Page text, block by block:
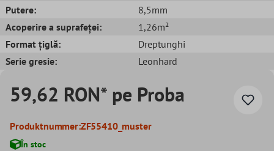
Putere:
8,5mm
Acoperire a suprafeței:
1,26m²
Format țiglă:
Dreptunghi
Serie gresie:
Leonhard
59,62 RON* pe Proba
Produktnummer:ZF55410_muster
În stoc